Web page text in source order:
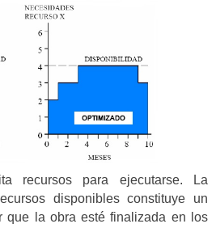
recursos para ejecutarse. La
disponibles constituye un
que la obra esté finalizada en los